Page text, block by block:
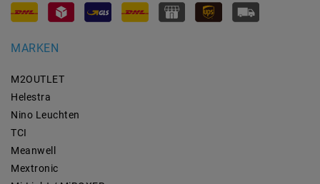
MARKEN
M2OUTLET
Helestra
Nino Leuchten
TCI
Meanwell
Mextronic